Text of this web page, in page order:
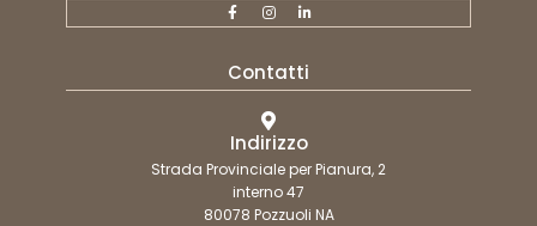
Contatti
Indirizzo
Strada Provinciale per Pianura, 2
interno 47
80078 Pozzuoli NA